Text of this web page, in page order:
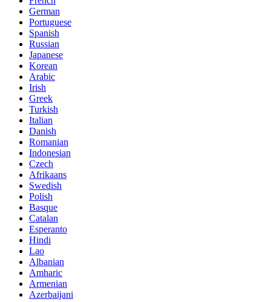
German
Portuguese
Spanish
Russian
Japanese
Korean
Arabic
Irish
Greek
Turkish
Italian
Danish
Romanian
Indonesian
Czech
Afrikaans
Swedish
Polish
Basque
Catalan
Esperanto
Hindi
Lao
Albanian
Amharic
Armenian
Azerbaijani